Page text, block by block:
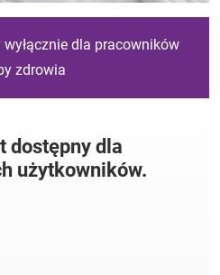
wyłącznie dla pracowników
zdrowia
dostępny dla
użytkowników.